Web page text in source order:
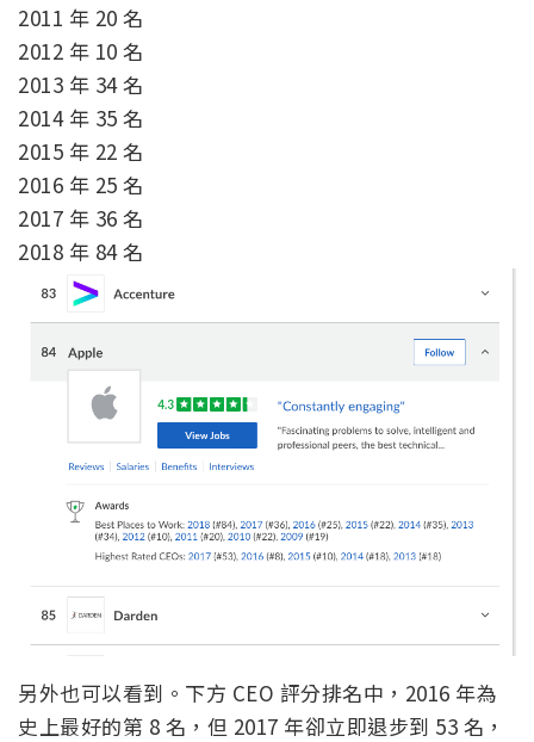
2011 年 20 名
2012 年 10 名
2013 年 34 名
2014 年 35 名
2015 年 22 名
2016 年 25 名
2017 年 36 名
2018 年 84 名
另外也可以看到。下方 CEO 評分排名中，2016 年為
史上最好的第 8 名，但 2017 年卻立即退步到 53 名，